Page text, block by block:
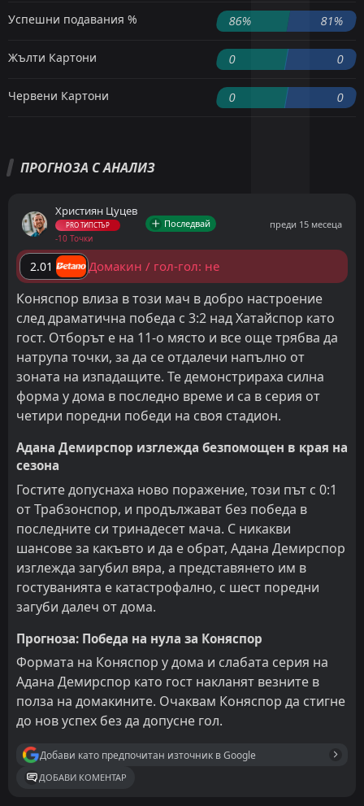
Успешни подавания % 86% 81%
Жълти Картони 0 0
Червени Картони 0 0
ПРОГНОЗА С АНАЛИЗ
Християн Цуцев
PRO ТИПСТЪР
-10 Точки
Последвай преди 15 месеца
2.01 Домакин / гол-гол: не
Коняспор влиза в този мач в добро настроение
след драматична победа с 3:2 над Хатайспор като
гост. Отборът е на 11-о място и все още трябва да
натрупа точки, за да се отдалечи напълно от
зоната на изпадащите. Те демонстрираха силна
форма у дома в последно време и са в серия от
четири поредни победи на своя стадион.
Адана Демирспор изглежда безпомощен в края на
сезона
Гостите допуснаха ново поражение, този път с 0:1
от Трабзонспор, и продължават без победа в
последните си тринадесет мача. С никакви
шансове за какъвто и да е обрат, Адана Демирспор
изглежда загубил вяра, а представянето им в
гостуванията е катастрофално, с шест поредни
загуби далеч от дома.
Прогноза: Победа на нула за Коняспор
Формата на Коняспор у дома и слабата серия на
Адана Демирспор като гост накланят везните в
полза на домакините. Очаквам Коняспор да стигне
до нов успех без да допусне гол.
Добави като предпочитан източник в Google
ДОБАВИ КОМЕНТАР